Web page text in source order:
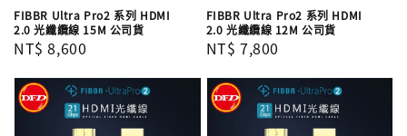
FIBBR Ultra Pro2 系列 HDMI
2.0 光纖纜線 15M 公司貨
Regular
NT$ 8,600
FIBBR Ultra Pro2 系列 HDMI
2.0 光纖纜線 12M 公司貨
Regular
NT$ 7,800